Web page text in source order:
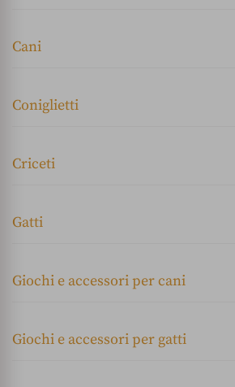
Cani
Coniglietti
Criceti
Gatti
Giochi e accessori per cani
Giochi e accessori per gatti